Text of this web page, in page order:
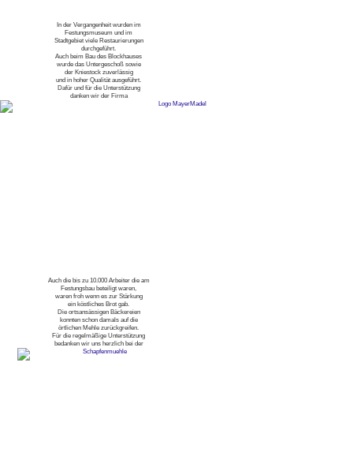
In der Vergangenheit wurden im
Festungsmuseum und im
Stadtgebiet viele Restaurierungen
durchgeführt.
Auch beim Bau des Blockhauses
wurde das Untergeschoß sowie
der Kniestock zuverlässig
und in hoher Qualität ausgeführt.
Dafür und für die Unterstützung
danken wir der Firma
Auch die bis zu 10.000 Arbeiter die am
Festungsbau beteiligt waren,
waren froh wenn es zur Stärkung
ein köstliches Brot gab.
Die ortsansässigen Bäckereien
konnten schon damals auf die
örtlichen Mehle zurückgreifen.
Für die regelmäßige Unterstützung
bedanken wir uns herzlich bei der